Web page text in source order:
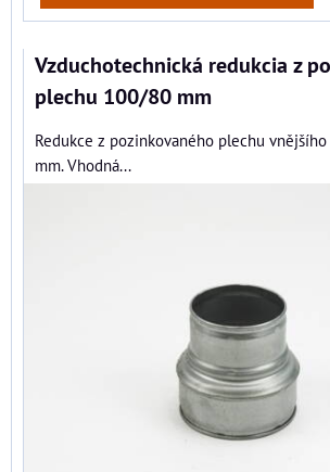
Vzduchotechnická redukcia z
plechu 100/80 mm
Redukce z pozinkovaného plechu
mm. Vhodná...